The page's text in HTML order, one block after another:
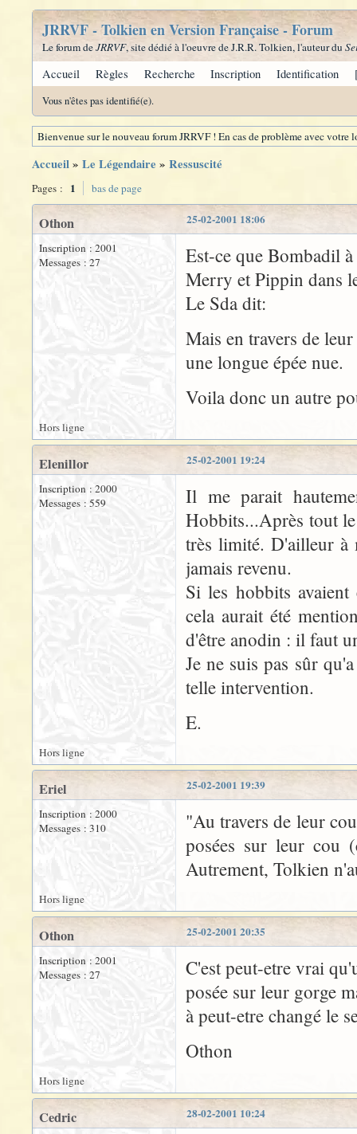
JRRVF - Tolkien en Version Française - Forum
Le forum deJRRVF, site dédié à l'oeuvre de J.R.R. Tolkien, l'auteur du
Accueil Règles Recherche Inscription Identification
Vous n'êtes pas identifié(e).
Bienvenue sur le nouveau forum JRRVF ! En cas de problème avec
Accueil» Le Légendaire » Ressuscité
Pages : 1 bas de page
25-02-2001 18:06
Othon
Inscription : 2001
Messages : 27
Est-ce que Bombadil
Merry et Pippin dans
Le Sda dit:
Mais en travers de
une longue épée nue.
Voila donc un autre
Hors ligne
25-02-2001 19:24
Elenillor
Inscription : 2000
Messages : 559
Il me parait
Hobbits...Après tout le
très limité. D'ailleur à
jamais revenu.
Si les hobbits
cela aurait été
d'être anodin : il faut
Je ne suis pas sûr
telle intervention.
E.
Hors ligne
25-02-2001 19:39
Eriel
Inscription : 2000
Messages : 310
"Au travers de leur
posées sur leur cou
Autrement, Tolkien
Hors ligne
25-02-2001 20:35
Othon
Inscription : 2001
Messages : 27
C'est peut-etre vrai
posée sur leur gorge
à peut-etre changé le
Othon
Hors ligne
28-02-2001 10:24
Cedric